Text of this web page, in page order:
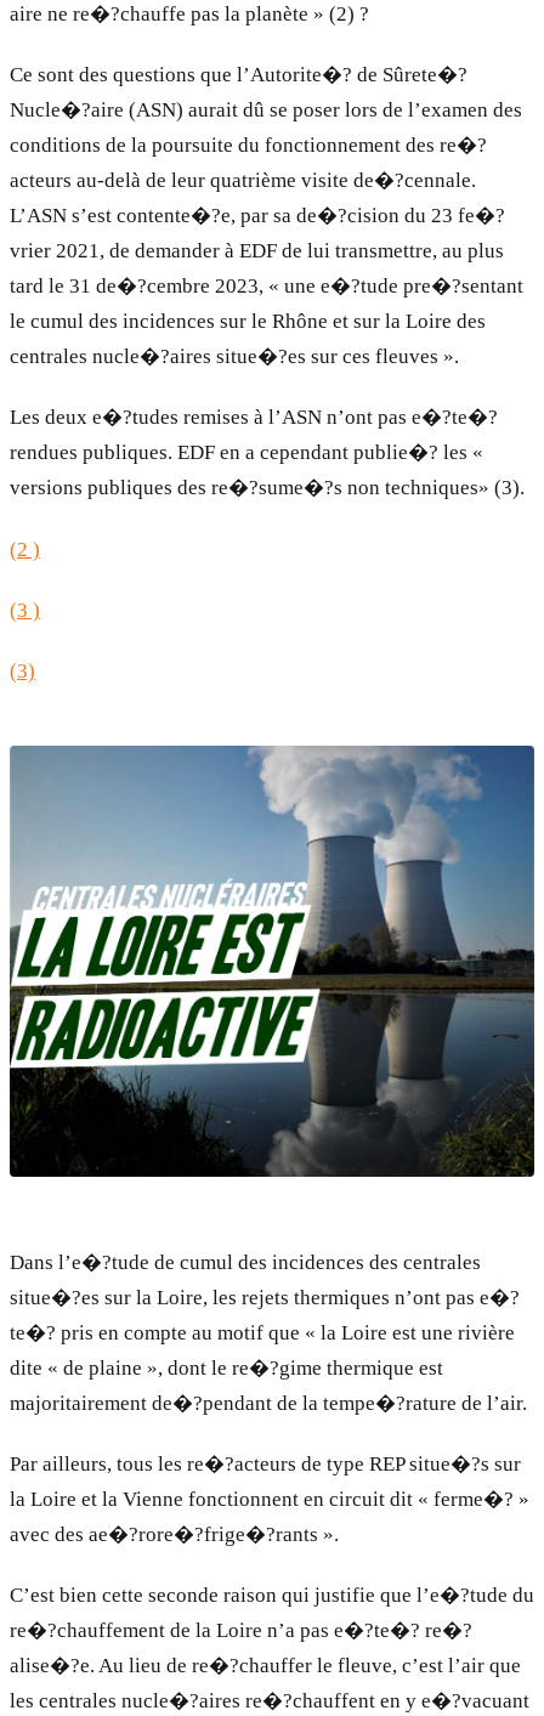
aire ne re�?chauffe pas la planète » (2) ?
Ce sont des questions que l’Autorite�? de Sûrete�?
Nucle�?aire (ASN) aurait dû se poser lors de l’examen des
conditions de la poursuite du fonctionnement des re�?
acteurs au-delà de leur quatrième visite de�?cennale.
L’ASN s’est contente�?e, par sa de�?cision du 23 fe�?
vrier 2021, de demander à EDF de lui transmettre, au plus
tard le 31 de�?cembre 2023, « une e�?tude pre�?sentant
le cumul des incidences sur le Rhône et sur la Loire des
centrales nucle�?aires situe�?es sur ces fleuves ».
Les deux e�?tudes remises à l’ASN n’ont pas e�?te�?
rendues publiques. EDF en a cependant publie�? les «
versions publiques des re�?sume�?s non techniques» (3).
(2 )
(3 )
(3)
Dans l’e�?tude de cumul des incidences des centrales
situe�?es sur la Loire, les rejets thermiques n’ont pas e�?
te�? pris en compte au motif que « la Loire est une rivière
dite « de plaine », dont le re�?gime thermique est
majoritairement de�?pendant de la tempe�?rature de l’air.
Par ailleurs, tous les re�?acteurs de type REP situe�?s sur
la Loire et la Vienne fonctionnent en circuit dit « ferme�? »
avec des ae�?rore�?frige�?rants ».
C’est bien cette seconde raison qui justifie que l’e�?tude du
re�?chauffement de la Loire n’a pas e�?te�? re�?
alise�?e. Au lieu de re�?chauffer le fleuve, c’est l’air que
les centrales nucle�?aires re�?chauffent en y e�?vacuant